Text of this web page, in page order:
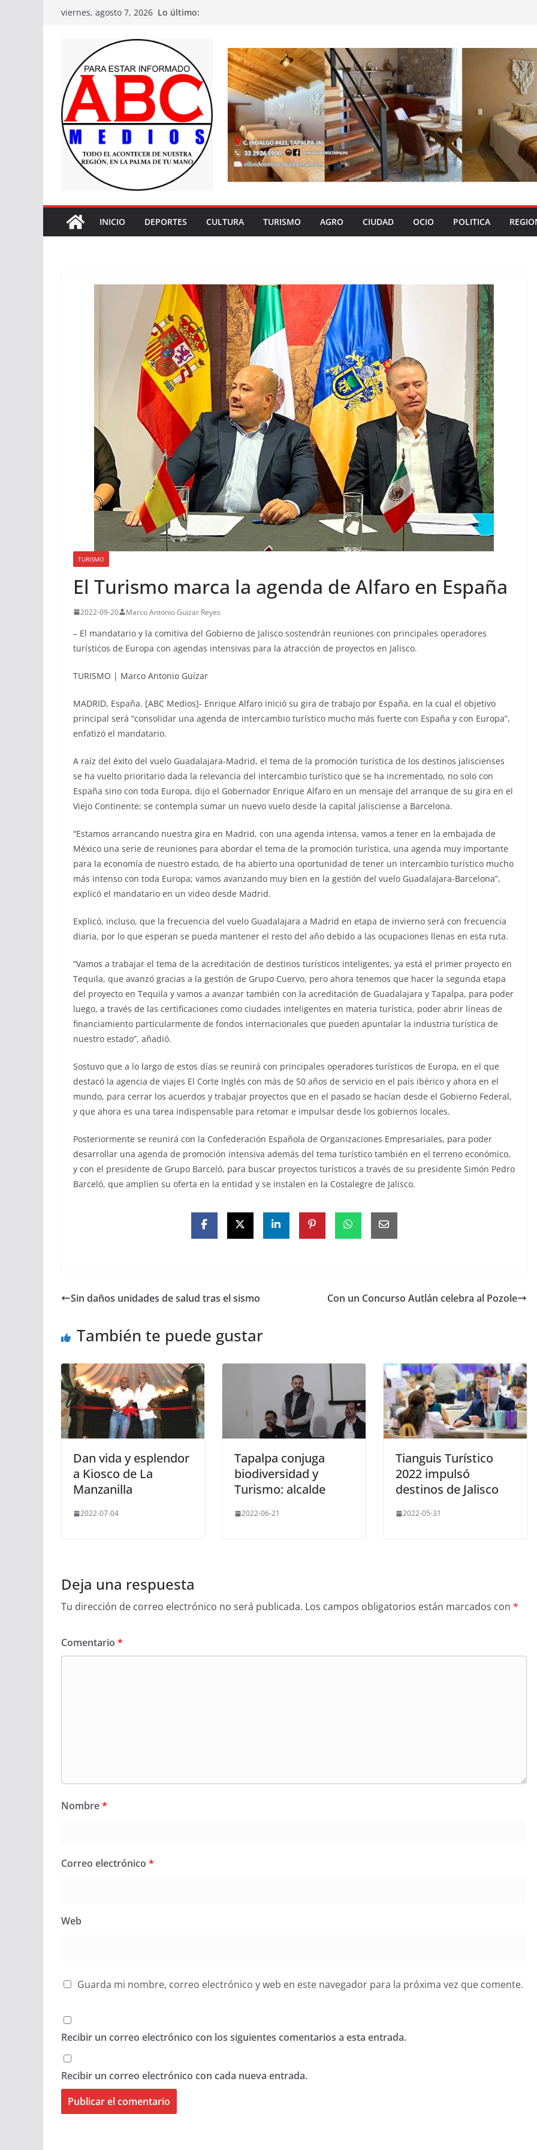
Saltarviernes, agosto 7, 2026 Lo último:
INICIO DEPORTES CULTURA TURISMO AGRO CIUDAD OCIO POLITICA
TURISMO
El Turismo marca la agenda de Alfaro en España
2022-09-20 Marco Antonio Guizar Reyes
– El mandatario y la comitiva del Gobierno de Jalisco sostendrán reuniones con principales operadores
turísticos de Europa con agendas intensivas para la atracción de proyectos en Jalisco.
TURISMO | Marco Antonio Guízar
MADRID, España. [ABC Medios]- Enrique Alfaro inició su gira de trabajo por España, en la cual el objetivo
principal será “consolidar una agenda de intercambio turístico mucho más fuerte con España y con Europa”,
enfatizó el mandatario.
A raíz del éxito del vuelo Guadalajara-Madrid, el tema de la promoción turística de los destinos jaliscienses
se ha vuelto prioritario dada la relevancia del intercambio turístico que se ha incrementado, no solo con
España sino con toda Europa, dijo el Gobernador Enrique Alfaro en un mensaje del arranque de su gira en el
Viejo Continente; se contempla sumar un nuevo vuelo desde la capital jalisciense a Barcelona.
“Estamos arrancando nuestra gira en Madrid, con una agenda intensa, vamos a tener en la embajada de
México una serie de reuniones para abordar el tema de la promoción turística, una agenda muy importante
para la economía de nuestro estado, de ha abierto una oportunidad de tener un intercambio turístico mucho
más intenso con toda Europa; vamos avanzando muy bien en la gestión del vuelo Guadalajara-Barcelona”,
explicó el mandatario en un video desde Madrid.
Explicó, incluso, que la frecuencia del vuelo Guadalajara a Madrid en etapa de invierno será con frecuencia
diaria, por lo que esperan se pueda mantener el resto del año debido a las ocupaciones llenas en esta ruta.
“Vamos a trabajar el tema de la acreditación de destinos turísticos inteligentes, ya está el primer proyecto en
Tequila, que avanzó gracias a la gestión de Grupo Cuervo, pero ahora tenemos que hacer la segunda etapa
del proyecto en Tequila y vamos a avanzar también con la acreditación de Guadalajara y Tapalpa, para poder
luego, a través de las certificaciones como ciudades inteligentes en materia turística, poder abrir líneas de
financiamiento particularmente de fondos internacionales que pueden apuntalar la industria turística de
nuestro estado”, añadió.
Sostuvo que a lo largo de estos días se reunirá con principales operadores turísticos de Europa, en el que
destacó la agencia de viajes El Corte Inglés con más de 50 años de servicio en el país ibérico y ahora en el
mundo, para cerrar los acuerdos y trabajar proyectos que en el pasado se hacían desde el Gobierno Federal,
y que ahora es una tarea indispensable para retomar e impulsar desde los gobiernos locales.
Posteriormente se reunirá con la Confederación Española de Organizaciones Empresariales, para poder
desarrollar una agenda de promoción intensiva además del tema turístico también en el terreno económico,
y con el presidente de Grupo Barceló, para buscar proyectos turísticos a través de su presidente Simón Pedro
Barceló, que amplíen su oferta en la entidad y se instalen en la Costalegre de Jalisco.
Sin daños unidades de salud tras el sismo Con un Concurso Autlán celebra al Pozole
También te puede gustar
Dan vida y esplendor
a Kiosco de La
Manzanilla
2022-07-04
Tapalpa conjuga
biodiversidad y
Turismo: alcalde
2022-06-21
Tianguis Turístico
2022 impulsó
destinos de Jalisco
2022-05-31
Deja una respuesta
Tu dirección de correo electrónico no será publicada. Los campos obligatorios están marcados con *
Comentario *
Nombre*
Correo electrónico *
Web
Guarda mi nombre, correo electrónico y web en este navegador para la próxima vez que comente.
Recibir un correo electrónico con los siguientes comentarios a esta entrada.
Recibir un correo electrónico con cada nueva entrada.